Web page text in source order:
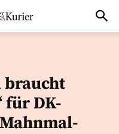
braucht
für DK-